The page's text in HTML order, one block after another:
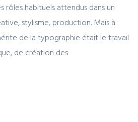
rôles habituels attendus dans un
stylisme, production. Mais à
de la typographie était le travail
de création des